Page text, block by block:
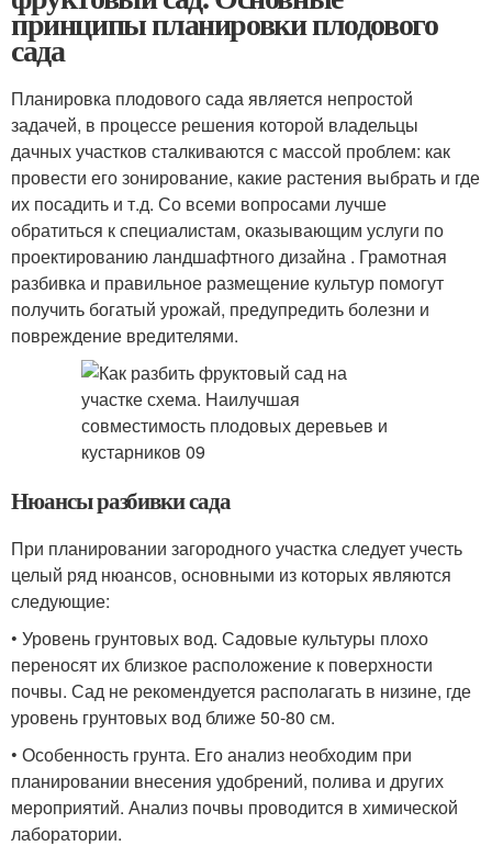
принципы планировки плодового
сада
Планировка плодового сада является непростой
задачей, в процессе решения которой владельцы
дачных участков сталкиваются с массой проблем: как
провести его зонирование, какие растения выбрать и где
их посадить и т.д. Со всеми вопросами лучше
обратиться к специалистам, оказывающим услуги по
проектированию ландшафтного дизайна . Грамотная
разбивка и правильное размещение культур помогут
получить богатый урожай, предупредить болезни и
повреждение вредителями.
Нюансы разбивки сада
При планировании загородного участка следует учесть
целый ряд нюансов, основными из которых являются
следующие:
• Уровень грунтовых вод. Садовые культуры плохо
переносят их близкое расположение к поверхности
почвы. Сад не рекомендуется располагать в низине, где
уровень грунтовых вод ближе 50-80 см.
• Особенность грунта. Его анализ необходим при
планировании внесения удобрений, полива и других
мероприятий. Анализ почвы проводится в химической
лаборатории.